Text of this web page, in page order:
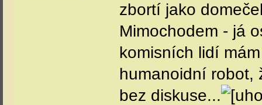
zbortí jako
Mimochodem - já
komisních lidí
humanoidní robot,
bez diskuse...